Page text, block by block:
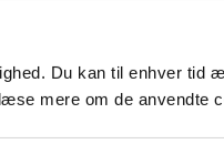
Du kan til enhver tid
mere om de anvendte